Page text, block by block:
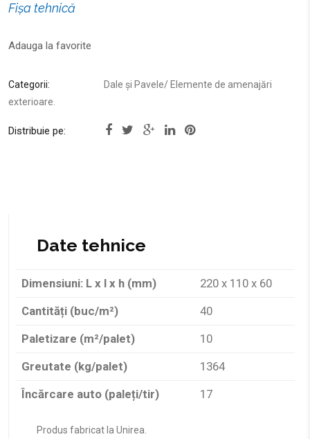
Fișa tehnică
Adauga la favorite
Categorii: Dale și Pavele/ Elemente de amenajări
exterioare
Distribuie pe:
Dimensiuni: L x l x h (mm)
220 x 110 x 60
Cantități (buc/m²)
40
Paletizare (m²/palet)
10
Greutate (kg/palet)
1364
Încărcare auto (paleți/tir)
17
Produs fabricat la Unirea.